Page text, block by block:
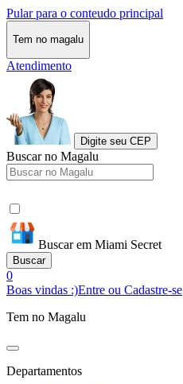
Pular para o conteudo principal
Tem no magalu
Atendimento
Digite seu CEP
Buscar no Magalu
Buscar em Miami Secret
Buscar
0
Boas vindas :)Entre ou Cadastre-se
Tem no Magalu
Departamentos